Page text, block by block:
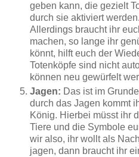
geben kann, die gezielt
durch sie aktiviert
Allerdings braucht ihr
machen, so lange ihr
könnt, hilft euch der
Totenköpfe sind nicht
können neu gewürfelt
Jagen: Das ist im
durch das Jagen kommt
König. Hierbei müsst ihr
Tiere und die Symbole
wir also, ihr wollt als
jagen, dann braucht ihr